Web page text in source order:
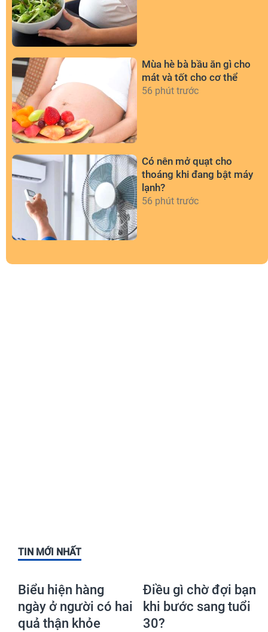
Mùa hè bà bầu ăn gì cho
mát và tốt cho cơ thể
56 phút trước
Có nên mở quạt cho
thoáng khi đang bật máy
lạnh?
56 phút trước
TIN MỚI NHẤT
Biểu hiện hàng
ngày ở người có hai
quả thận khỏe
Điều gì chờ đợi bạn
khi bước sang tuổi
30?